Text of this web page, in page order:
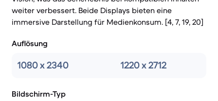
weiter verbessert. Beide Displays bieten eine
immersive Darstellung für Medienkonsum. [4, 7, 19, 20]
Auflösung
1080 x 2340 1220 x 2712
Bildschirm-Typ